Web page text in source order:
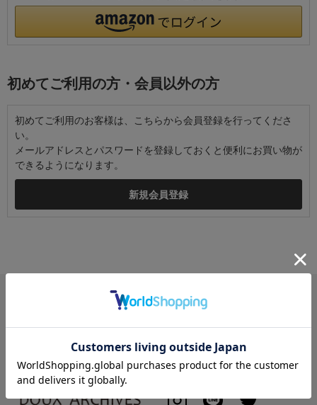
初めてご利用の方・会員以外の方
初めてご利用のお客様は、こちらから会員登録を行ってくださ
い。
メールアドレスとパスワードを登録しておくと便利にお買い物が
できるようになります。